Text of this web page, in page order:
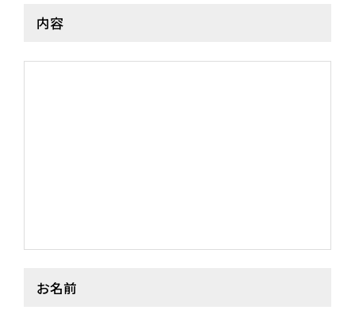
ARCHIVES
STAFF DIARY
CONTACT
内容
お名前